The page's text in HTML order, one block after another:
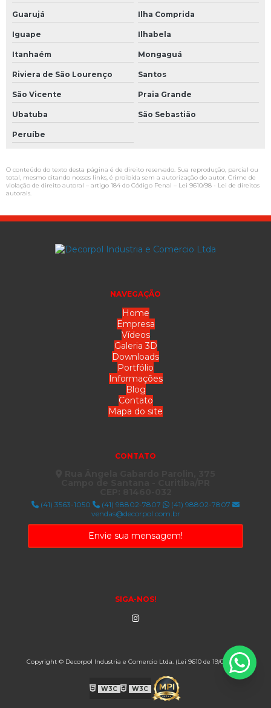
Guarujá Ilha Comprida
Iguape Ilhabela
Itanhaém Mongaguá
Riviera de São Lourenço Santos
São Vicente Praia Grande
Ubatuba São Sebastião
Peruíbe
O conteúdo do texto desta página é de direito reservado. Sua reprodução, parcial ou
total, mesmo citando nossos links, é proibida sem a autorização do autor. Crime de
violação de direito autoral – artigo 184 do Código Penal – Lei 9610/98 - Lei de direitos
autorais.
NAVEGAÇÃO
Home
Empresa
Vídeos
Galeria 3D
Downloads
Portfólio
Informações
Blog
Contato
Mapa do site
CONTATO
(41) 3563-1050 (41) 98802-7807
(41) 98802-7807
vendas@decorpol.com.br
Envie sua mensagem!
SIGA-NOS!
Copyright © Decorpol Industria e Comercio Ltda. (Lei 9610 de 19/02/1998)
W3C W3C